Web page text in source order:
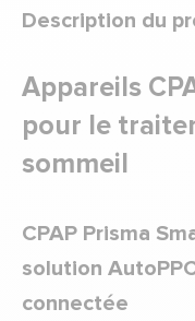
Description du
Appareils
pour le
sommeil
CPAP Prisma
solution
connectée